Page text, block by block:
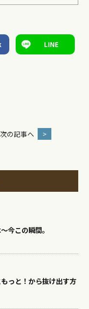
LINE
次の記事へ >
今この瞬間。
っと！から抜け出す方